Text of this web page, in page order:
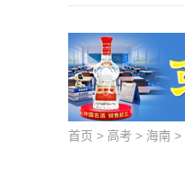
首页 > 高考 > 海南 >